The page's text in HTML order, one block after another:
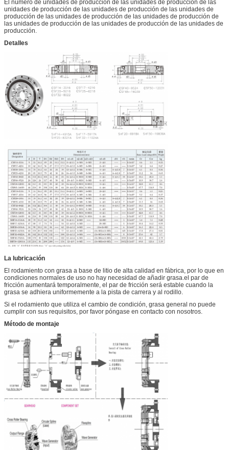
El número de unidades de producción de las unidades de producción de las
unidades de producción de las unidades de producción de las unidades de
producción de las unidades de producción de las unidades de producción de
las unidades de producción de las unidades de producción de las unidades de
producción.
Detalles
La lubricación
El rodamiento con grasa a base de litio de alta calidad en fábrica, por lo que en
condiciones normales de uso no hay necesidad de añadir grasa.el par de
fricción aumentará temporalmente, el par de fricción será estable cuando la
grasa se adhiera uniformemente a la pista de carrera y al rodillo.
Si el rodamiento que utiliza el cambio de condición, grasa general no puede
cumplir con sus requisitos, por favor póngase en contacto con nosotros.
Método de montaje